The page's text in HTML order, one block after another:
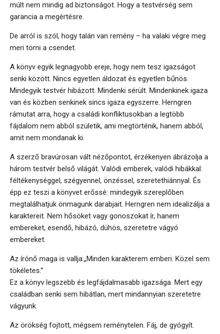
múlt nem mindig ad biztonságot. Hogy a testvérség sem
garancia a megértésre.
De arról is szól, hogy talán van remény – ha valaki végre meg
meri törni a csendet.
A könyv egyik legnagyobb ereje, hogy nem tesz igazságot
senki között. Nincs egyetlen áldozat és egyetlen bűnös.
Mindegyik testvér hibázott. Mindenki sérült. Mindenkinek igaza
van és közben senkinek sincs igaza egyszerre. Herngren
rámutat arra, hogy a családi konfliktusokban a legtöbb
fájdalom nem abból születik, ami megtörténik, hanem abból,
amit nem mondanak ki.
A szerző bravúrosan vált nézőpontot, érzékenyen ábrázolja a
három testvér belső világát. Valódi emberek, valódi hibákkal:
féltékenységgel, szégyennel, önzéssel, szeretethiánnyal. És
épp ez teszi a könyvet erőssé: mindegyik szereplőben
megtalálhatjuk önmagunk darabjait. Herngren nem idealizálja a
karaktereit. Nem hősöket vagy gonoszokat ír, hanem
embereket, esendő, hibázó, dühös, szeretetre vágyó
embereket.
Az írónő maga is vallja:„Minden karakterem emberi. Közel sem
tökéletes.”
Ez a könyv legszebb és legfájdalmasabb igazsága. Mert egy
családban senki sem hibátlan, mert mindannyian szeretetre
vágyunk.
Az örökség fojtott, mégsem reménytelen. Fáj, de gyógyít.